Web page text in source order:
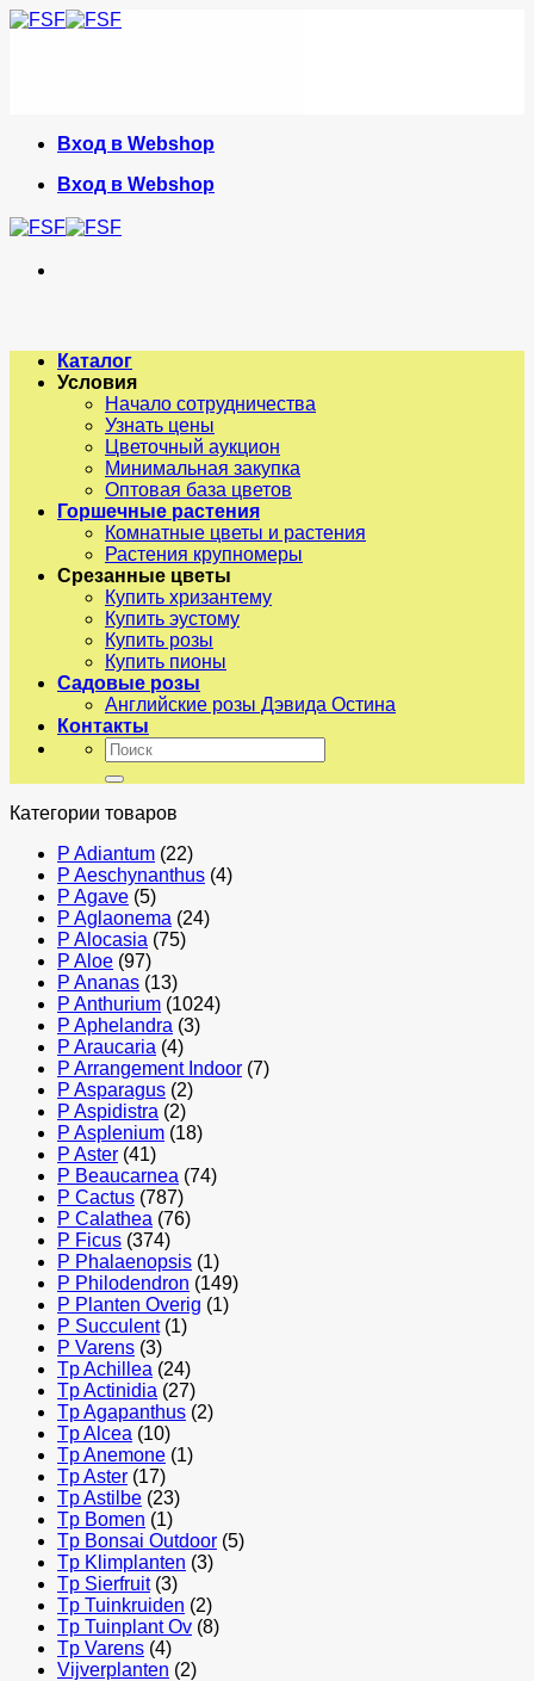
Skip
Вход в Webshop
Вход в Webshop
Каталог
Условия
Начало сотрудничества
Узнать цены
Цветочный аукцион
Минимальная закупка
Оптовая база цветов
Горшечные растения
Комнатные цветы и растения
Растения крупномеры
Срезанные цветы
Купить хризантему
Купить эустому
Купить розы
Купить пионы
Садовые розы
Английские розы Дэвида Остина
Контакты
Искать:
Категории товаров
P Adiantum (22)
P Aeschynanthus (4)
P Agave (5)
P Aglaonema (24)
P Alocasia (75)
P Aloe (97)
P Ananas (13)
P Anthurium (1024)
P Aphelandra (3)
P Araucaria (4)
P Arrangement Indoor (7)
P Asparagus (2)
P Aspidistra (2)
P Asplenium (18)
P Aster (41)
P Beaucarnea (74)
P Cactus (787)
P Calathea (76)
P Ficus (374)
P Phalaenopsis (1)
P Philodendron (149)
P Planten Overig (1)
P Succulent (1)
P Varens (3)
Tp Achillea (24)
Tp Actinidia (27)
Tp Agapanthus (2)
Tp Alcea (10)
Tp Anemone (1)
Tp Aster (17)
Tp Astilbe (23)
Tp Bomen (1)
Tp Bonsai Outdoor (5)
Tp Klimplanten (3)
Tp Sierfruit (3)
Tp Tuinkruiden (2)
Tp Tuinplant Ov (8)
Tp Varens (4)
Vijverplanten (2)